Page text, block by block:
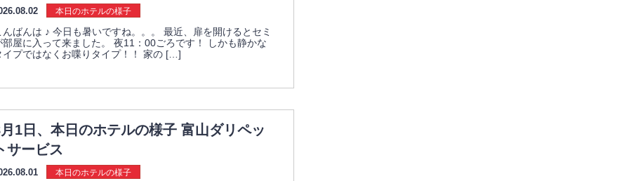
本日のホテルの様子
んばんは ♪ 今日も暑いですね。。。 最近、扉を開けるとセミ
部屋に入って来ました。 夜11：00ごろです！ しかも静かな
イプではなくお喋りタイプ！！ 家の […]
1日、本日のホテルの様子 富山ダリペッ
サービス
本日のホテルの様子